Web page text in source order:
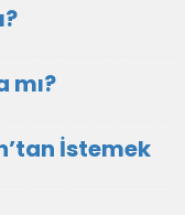
mı?
İstemek